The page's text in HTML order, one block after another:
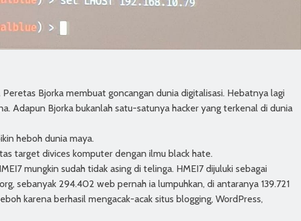
Bjorka membuat goncangan dunia digitalisasi. Hebatnya lagi
Adapun Bjorka bukanlah satu-satunya hacker yang terkenal di dunia
heboh dunia maya.
target divices komputer dengan ilmu black hate.
mungkin sudah tidak asing di telinga. HMEI7 dijuluki sebagai
sebanyak 294.402 web pernah ia lumpuhkan, di antaranya 139.721
karena berhasil mengacak-acak situs blogging, WordPress,